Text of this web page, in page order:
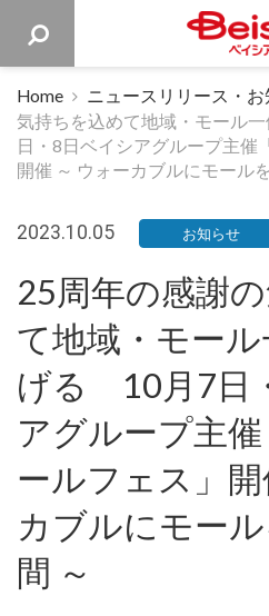
Home ニュースリリース・
気持ちを込めて地域・モール
日・8日ベイシアグループ主催
開催 ～ ウォーカブルにモール
2023.10.05 お知らせ
25周年の感謝
て地域・モー
げる 10月7日
アグループ主
ールフェス」
カブルにモー
間 ～